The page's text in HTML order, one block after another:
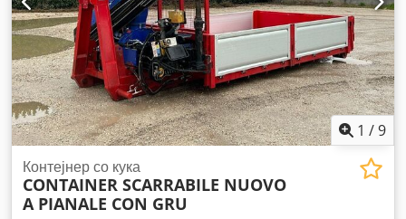
1 /9
Контејнер со кука
CONTAINER SCARRABILE NUOVO
A PIANALE CON GRU